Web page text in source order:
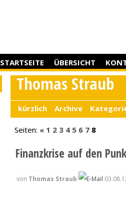
STARTSEITE ÜBERSICHT
Thomas Straub
kürzlich Archive
Seiten: « 1 2 3 4 5 6 7 8
Finanzkrise auf den
von Thomas Straub